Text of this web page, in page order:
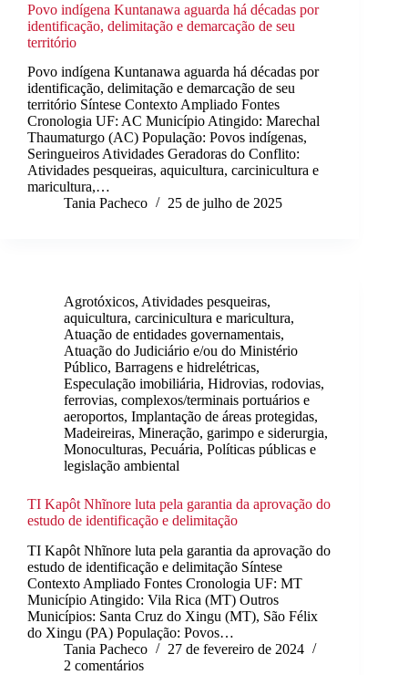
Povo indígena Kuntanawa aguarda há décadas por
identificação, delimitação e demarcação de seu
território
Povo indígena Kuntanawa aguarda há décadas por
identificação, delimitação e demarcação de seu
território Síntese Contexto Ampliado Fontes
Cronologia UF: AC Município Atingido: Marechal
Thaumaturgo (AC) População: Povos indígenas,
Seringueiros Atividades Geradoras do Conflito:
Atividades pesqueiras, aquicultura, carcinicultura e
maricultura,…
Tania Pacheco
25 de julho de 2025
Agrotóxicos, Atividades pesqueiras,
aquicultura, carcinicultura e maricultura,
Atuação de entidades governamentais,
Atuação do Judiciário e/ou do Ministério
Público, Barragens e hidrelétricas,
Especulação imobiliária, Hidrovias, rodovias,
ferrovias, complexos/terminais portuários e
aeroportos, Implantação de áreas protegidas,
Madeireiras, Mineração, garimpo e siderurgia,
Monoculturas, Pecuária, Políticas públicas e
legislação ambiental
TI Kapôt Nhĩnore luta pela garantia da aprovação do
estudo de identificação e delimitação
TI Kapôt Nhĩnore luta pela garantia da aprovação do
estudo de identificação e delimitação Síntese
Contexto Ampliado Fontes Cronologia UF: MT
Município Atingido: Vila Rica (MT) Outros
Municípios: Santa Cruz do Xingu (MT), São Félix
do Xingu (PA) População: Povos…
Tania Pacheco
27 de fevereiro de 2024
2 comentários